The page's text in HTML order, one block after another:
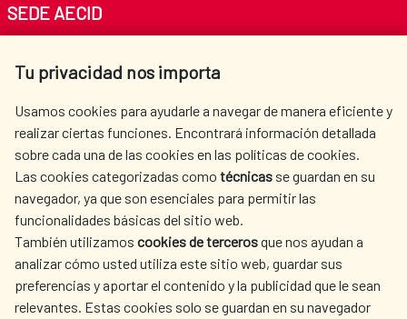
2019-2022
En la actualidad, se encuentran vigentes las
siguientesAlianzas para el Desarrollo Sostenible:
Alianza para el Desarrollo Sostenible entre
España y Egipto 2025-2030
Alianza para el Desarrollo Sostenible España-
Egipto 2025-2030 (Árabe)
Sustainable Development Alliance between
Spain - Egypt 2025-2030
Tu privacidad nos importa
Usamos cookies para ayudarle a navegar de manera eficiente y
realizar ciertas funciones. Encontrará información detallada
sobre cada una de las cookies en las políticas de cookies.
Las cookies categorizadas como técnicas se guardan en su
navegador, ya que son esenciales para permitir las
funcionalidades básicas del sitio web.
También utilizamos cookies de tercerosque nos ayudan a
analizar cómo usted utiliza este sitio web, guardar sus
preferencias y aportar el contenido y la publicidad que le sean
relevantes. Estas cookies solo se guardan en su navegador
SEDE AECID
Tel. +34 900 20 30 54​​​​​​​
AECID
OÙ NOUS COOPÉRONS
L'ACTION HUMANITAIRE
ESPAGNOLE
SALLE DE PRESSE
CULTURE ET SCIENCE BIBLIOTHÈQUE